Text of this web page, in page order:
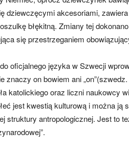
dziewczęcymi akcesoriami,
błękitną. Zmiany tej
się przestrzeganiem
oficjalnego języka w Szwecji
znaczy on bowiem ani
katolickiego oraz liczni naukowcy
jest kwestią kulturową i można
struktury antropologicznej. Jest to